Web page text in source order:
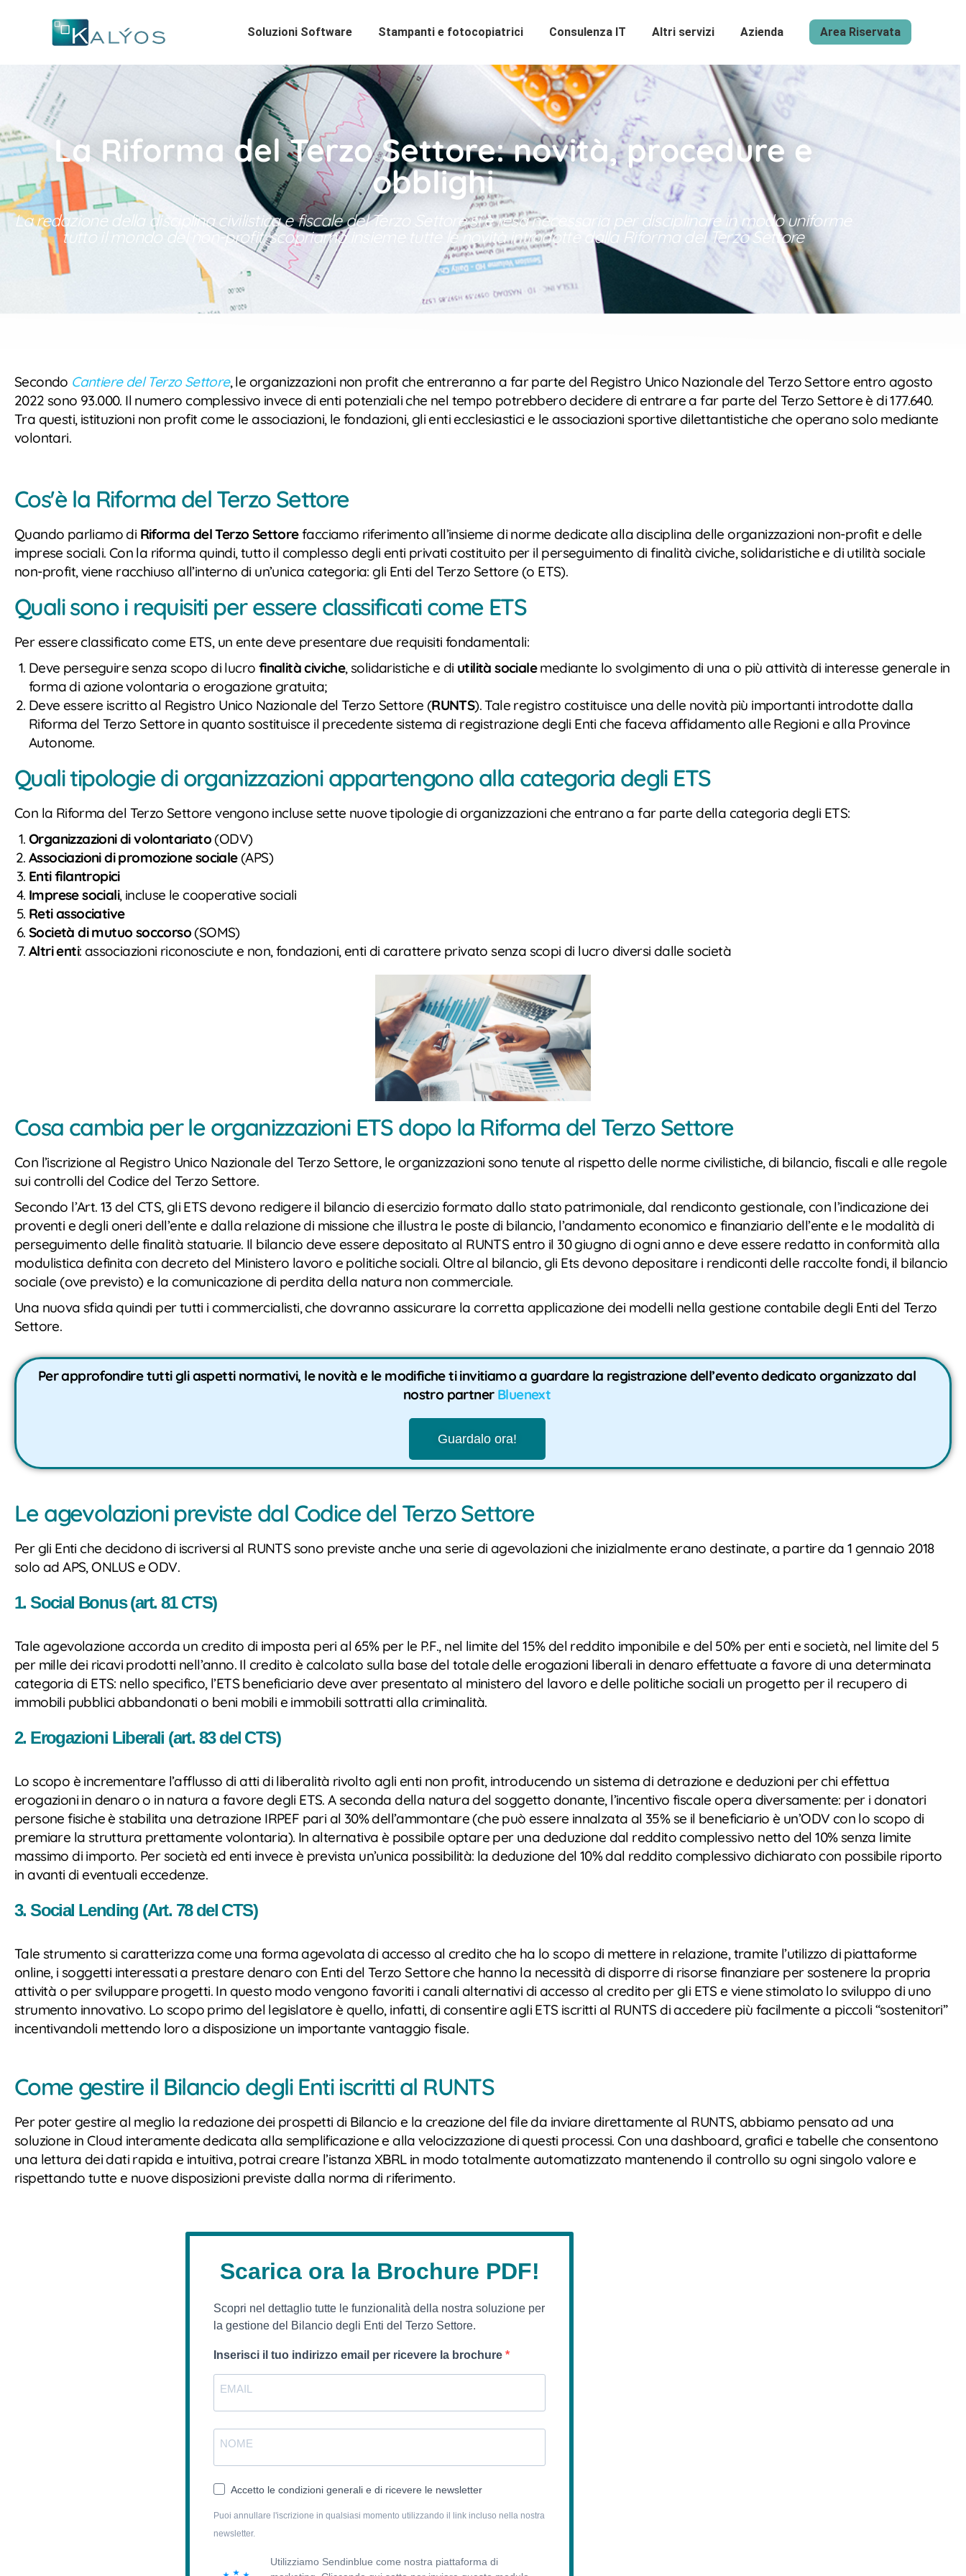
Soluzioni Software Stampanti e fotocopiatrici Consulenza IT Altri servizi Azienda Area Riservata
La Riforma del Terzo Settore: novità, procedure e
obblighi
La redazione della disciplina civilistica e fiscale del Terzo Settore si è resa necessaria per disciplinare in modo uniforme
tutto il mondo del non-profit: scopriamo insieme tutte le novità introdotte dalla Riforma del Terzo Settore
Secondo Cantiere del Terzo Settore, le organizzazioni non profit che entreranno a far parte del Registro Unico Nazionale del Terzo Settore entro agosto
2022 sono 93.000. Il numero complessivo invece di enti potenziali che nel tempo potrebbero decidere di entrare a far parte del Terzo Settore è di 177.640.
Tra questi, istituzioni non profit come le associazioni, le fondazioni, gli enti ecclesiastici e le associazioni sportive dilettantistiche che operano solo mediante
volontari.
Cos'è la Riforma del Terzo Settore
Quando parliamo di Riforma del Terzo Settorefacciamo riferimento all’insieme di norme dedicate alla disciplina delle organizzazioni non-profit e delle
imprese sociali. Con la riforma quindi, tutto il complesso degli enti privati costituito per il perseguimento di finalità civiche, solidaristiche e di utilità sociale
non-profit, viene racchiuso all’interno di un’unica categoria: gli Enti del Terzo Settore (o ETS).
Quali sono i requisiti per essere classificati come ETS
Per essere classificato come ETS, un ente deve presentare due requisiti fondamentali:
Deve perseguire senza scopo di lucro finalità civiche, solidaristiche e di utilità socialemediante lo svolgimento di una o più attività di interesse generale in
forma di azione volontaria o erogazione gratuita;
Deve essere iscritto al Registro Unico Nazionale del Terzo Settore (RUNTS). Tale registro costituisce una delle novità più importanti introdotte dalla
Riforma del Terzo Settore in quanto sostituisce il precedente sistema di registrazione degli Enti che faceva affidamento alle Regioni e alla Province
Autonome.
Quali tipologie di organizzazioni appartengono alla categoria degli ETS
Con la Riforma del Terzo Settore vengono incluse sette nuove tipologie di organizzazioni che entrano a far parte della categoria degli ETS:
Organizzazioni di volontariato(ODV)
Associazioni di promozione sociale(APS)
Enti filantropici
Imprese sociali, incluse le cooperative sociali
Reti associative
Società di mutuo soccorso(SOMS)
Altri enti: associazioni riconosciute e non, fondazioni, enti di carattere privato senza scopi di lucro diversi dalle società
Cosa cambia per le organizzazioni ETS dopo la Riforma del Terzo Settore
Con l’iscrizione al Registro Unico Nazionale del Terzo Settore, le organizzazioni sono tenute al rispetto delle norme civilistiche, di bilancio, fiscali e alle regole
sui controlli del Codice del Terzo Settore.
Secondo l’Art. 13 del CTS, gli ETS devono redigere il bilancio di esercizio formato dallo stato patrimoniale, dal rendiconto gestionale, con l’indicazione dei
proventi e degli oneri dell’ente e dalla relazione di missione che illustra le poste di bilancio, l’andamento economico e finanziario dell’ente e le modalità di
perseguimento delle finalità statuarie. Il bilancio deve essere depositato al RUNTS entro il 30 giugno di ogni anno e deve essere redatto in conformità alla
modulistica definita con decreto del Ministero lavoro e politiche sociali. Oltre al bilancio, gli Ets devono depositare i rendiconti delle raccolte fondi, il bilancio
sociale (ove previsto) e la comunicazione di perdita della natura non commerciale.
Una nuova sfida quindi per tutti i commercialisti, che dovranno assicurare la corretta applicazione dei modelli nella gestione contabile degli Enti del Terzo
Settore.
Per approfondire tutti gli aspetti normativi, le novità e le modifiche ti invitiamo a guardare la registrazione dell’evento dedicato organizzato dal
nostro partner Bluenext
Guardalo ora!
Le agevolazioni previste dal Codice del Terzo Settore
Per gli Enti che decidono di iscriversi al RUNTS sono previste anche una serie di agevolazioni che inizialmente erano destinate, a partire da 1 gennaio 2018
solo ad APS, ONLUS e ODV.
1. Social Bonus (art. 81 CTS)
Tale agevolazione accorda un credito di imposta peri al 65% per le P.F., nel limite del 15% del reddito imponibile e del 50% per enti e società, nel limite del 5
per mille dei ricavi prodotti nell’anno. Il credito è calcolato sulla base del totale delle erogazioni liberali in denaro effettuate a favore di una determinata
categoria di ETS: nello specifico, l’ETS beneficiario deve aver presentato al ministero del lavoro e delle politiche sociali un progetto per il recupero di
immobili pubblici abbandonati o beni mobili e immobili sottratti alla criminalità.
2. Erogazioni Liberali (art. 83 del CTS)
Lo scopo è incrementare l’afflusso di atti di liberalità rivolto agli enti non profit, introducendo un sistema di detrazione e deduzioni per chi effettua
erogazioni in denaro o in natura a favore degli ETS. A seconda della natura del soggetto donante, l’incentivo fiscale opera diversamente: per i donatori
persone fisiche è stabilita una detrazione IRPEF pari al 30% dell’ammontare (che può essere innalzata al 35% se il beneficiario è un’ODV con lo scopo di
premiare la struttura prettamente volontaria). In alternativa è possibile optare per una deduzione dal reddito complessivo netto del 10% senza limite
massimo di importo. Per società ed enti invece è prevista un’unica possibilità: la deduzione del 10% dal reddito complessivo dichiarato con possibile riporto
in avanti di eventuali eccedenze.
3. Social Lending (Art. 78 del CTS)
Tale strumento si caratterizza come una forma agevolata di accesso al credito che ha lo scopo di mettere in relazione, tramite l’utilizzo di piattaforme
online, i soggetti interessati a prestare denaro con Enti del Terzo Settore che hanno la necessità di disporre di risorse finanziare per sostenere la propria
attività o per sviluppare progetti. In questo modo vengono favoriti i canali alternativi di accesso al credito per gli ETS e viene stimolato lo sviluppo di uno
strumento innovativo. Lo scopo primo del legislatore è quello, infatti, di consentire agli ETS iscritti al RUNTS di accedere più facilmente a piccoli “sostenitori”
incentivandoli mettendo loro a disposizione un importante vantaggio fisale.
Come gestire il Bilancio degli Enti iscritti al RUNTS
Per poter gestire al meglio la redazione dei prospetti di Bilancio e la creazione del file da inviare direttamente al RUNTS, abbiamo pensato ad una
soluzione in Cloud interamente dedicata alla semplificazione e alla velocizzazione di questi processi. Con una dashboard, grafici e tabelle che consentono
una lettura dei dati rapida e intuitiva, potrai creare l’istanza XBRL in modo totalmente automatizzato mantenendo il controllo su ogni singolo valore e
rispettando tutte e nuove disposizioni previste dalla norma di riferimento.
Scarica ora la Brochure PDF!
Scopri nel dettaglio tutte le funzionalità della nostra soluzione per
la gestione del Bilancio degli Enti del Terzo Settore.
Inserisci il tuo indirizzo email per ricevere la brochure
Accetto le condizioni generali e di ricevere le newsletter
Puoi annullare l'iscrizione in qualsiasi momento utilizzando il link incluso nella nostra
newsletter.
Utilizziamo Sendinblue come nostra piattaforma di